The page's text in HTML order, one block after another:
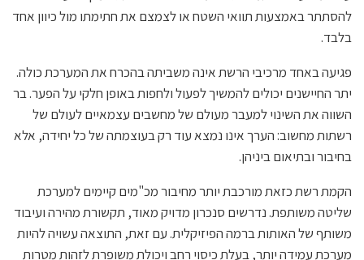
להסתתר באמצעות תוואי השטח או לצמצם את חתימתו מול כיוון אחד
בלבד.
פגיעה באחד מרכיבי הרשת אינה משביתה בהכרח את המערכת כולה.
יתר החיישנים יכולים להמשיך לפעול ולחפות באופן חלקי על הפער. בר
השווה את השינוי למעבר מעולם של מחשבים עצמאיים לעולם של
רשתות מחשוב: הערך אינו נמצא עוד רק בעוצמתה של כל יחידה, אלא
בחיבור ובתיאום ביניהן.
הקמת רשת כזאת מורכבת יותר מחיבור מכ"מים קיימים למערכת
שליטה משותפת. נדרשים סנכרון מדויק מאוד, תקשורת מהירה ועיבוד
משותף של האותות ברמה הפיזיקלית. עם זאת, התוצאה עשויה להיות
מערכת עמידה יותר, בעלת כיסוי רחב ויכולת משופרת לזהות מטרות